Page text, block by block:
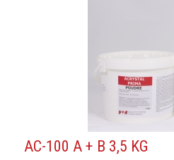
AC-100 A + B 3,5 KG